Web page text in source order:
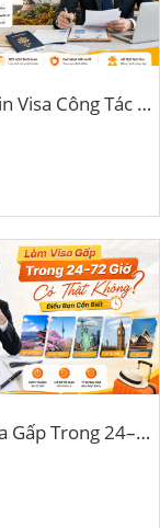
Hồ Sơ Xin Visa Công Tác Gồm Những Gì? Checklist Mới Nhất 2026
Làm Visa Gấp Trong 24–72 Giờ Có Thật Không? Điều Bạn Cần Biết